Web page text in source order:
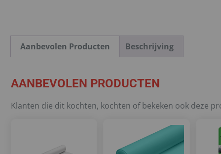
Aanbevolen Producten Beschrijving
AANBEVOLEN PRODUCTEN
Klanten die dit kochten, kochten of bekeken ook deze